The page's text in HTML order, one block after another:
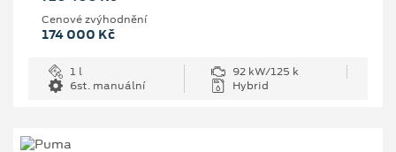
Cenové zvýhodnění
174 000 Kč
1 l
92 kW/125 k
6st. manuální
Hybrid